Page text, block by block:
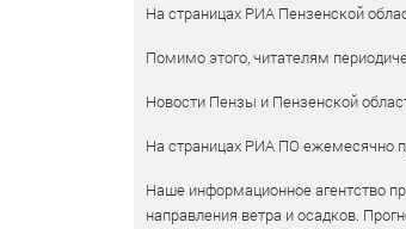
На страницах РИА Пензенской
Помимо этого, читателям
Новости Пензы и Пензенской
На страницах РИА ПО ежемесячно
Наше информационное агентство
направления ветра и осадков.